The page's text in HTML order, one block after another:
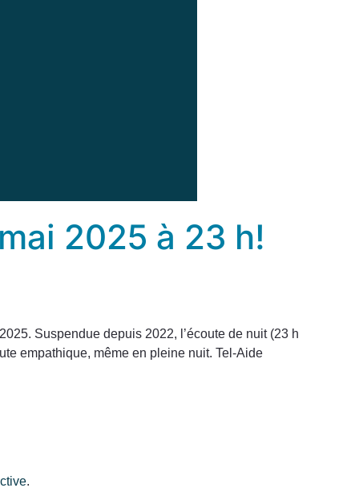
2025 à 23 h!
Suspendue depuis 2022, l’écoute de nuit (23 h
empathique, même en pleine nuit. Tel-Aide
.